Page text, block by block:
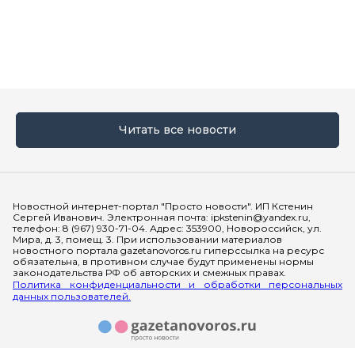
Читать все новости
Новостной интернет-портал "Просто новости". ИП Кстенин
Сергей Иванович. Электронная почта: ipkstenin@yandex.ru,
телефон: 8 (967) 930-71-04. Адрес: 353900, Новороссийск, ул.
Мира, д. 3, помещ. 3. При использовании материалов
новостного портала gazetanovoros.ru гиперссылка на ресурс
обязательна, в противном случае будут применены нормы
законодательства РФ об авторских и смежных правах.
Политика конфиденциальности и обработки персональных
данных пользователей.